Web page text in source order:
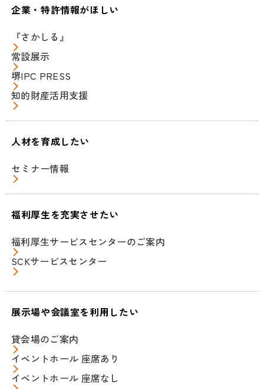
企業・特許情報がほしい
『さかしる』
常設展示
堺IPC PRESS
知的財産活用支援
人材を育成したい
セミナー情報
福利厚生を充実させたい
福利厚生サービスセンターのご案内
SCKサービスセンター
展示場や会議室を利用したい
貸会場のご案内
イベントホール 座席あり
イベントホール 座席なし